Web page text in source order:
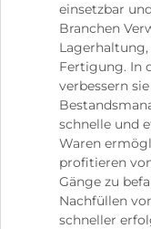
einsetzbar
Branchen
Fertigung. In
verbessern
schnelle und
Waren
profitieren
Gänge zu
Nachfüllen
schneller